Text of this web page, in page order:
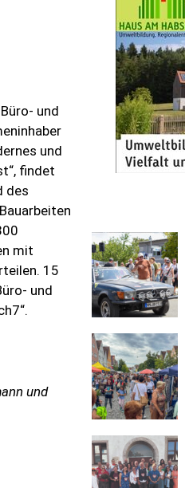
und
und
findet
des
mit
15
und
und